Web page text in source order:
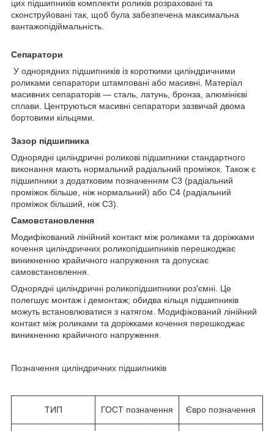
цих підшипників комплекти роликів розраховані та
сконструйовані так, щоб була забезпечена максимальна
вантажопідіймальність.
Сепаратори
У однорядних підшипників із короткими циліндричними
роликами сепаратори штамповані або масивні. Матеріал
масивних сепараторів — сталь, латунь, бронза, алюмінієві
сплави. Центруються масивні сепаратори зазвичай двома
бортовими кільцями.
Зазор підшипника
Однорядні циліндричні роликові підшипники стандартного
виконання мають нормальний радіальний проміжок. Також є
підшипники з додатковим позначенням С3 (радіальний
проміжок більше, ніж нормальний) або С4 (радіальний
проміжок більший, ніж С3).
Самовстановлення
Модифікований лінійний контакт між роликами та доріжками
кочення циліндричних роликопідшипників перешкоджає
виникненню крайичного напруження та допускає
самовстановлення.
Однорядні циліндричні роликопідшипники роз'ємні. Це
полегшує монтаж і демонтаж; обидва кільця підшипників
можуть встановлюватися з натягом. Модифікований лінійний
контакт між роликами та доріжками кочення перешкоджає
виникненню крайичного напруження.
Позначення циліндричних підшипників
ТИП ГОСТ позначення Євро позначення